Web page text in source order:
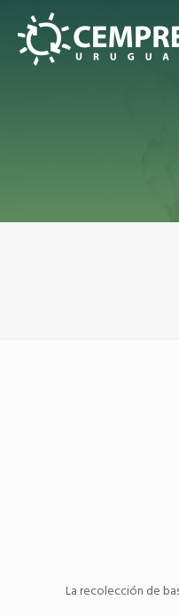
La recolección de